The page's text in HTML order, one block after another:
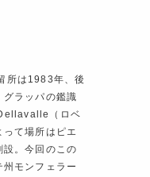
所は1983年、後
ラッパの鑑識
（ロベ
て場所はピエ
設。今回のこの
モンフェラー